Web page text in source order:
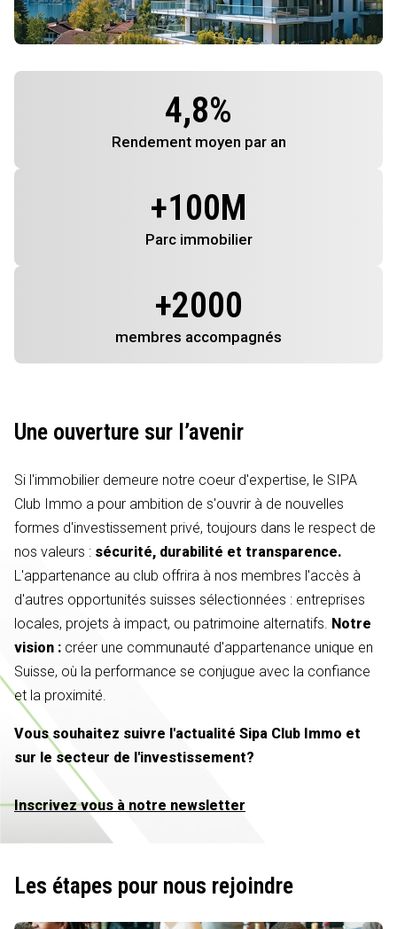
4,8%
Rendement moyen par an
+100M
Parc immobilier
+2000
membres accompagnés
Une ouverture sur l’avenir
Si l'immobilier demeure notre coeur d'expertise, le SIPA
Club Immo a pour ambition de s'ouvrir à de nouvelles
formes d'investissement privé, toujours dans le respect de
nos valeurs : sécurité, durabilité et transparence.
L'appartenance au club offrira à nos membres l'accès à
d'autres opportunités suisses sélectionnées : entreprises
locales, projets à impact, ou patrimoine alternatifs. Notre
vision : créer une communauté d'appartenance unique en
Suisse, où la performance se conjugue avec la confiance
et la proximité.
Vous souhaitez suivre l'actualité Sipa Club Immo et
sur le secteur de l'investissement?
Inscrivez vous à notre newsletter
Les étapes pour nous rejoindre